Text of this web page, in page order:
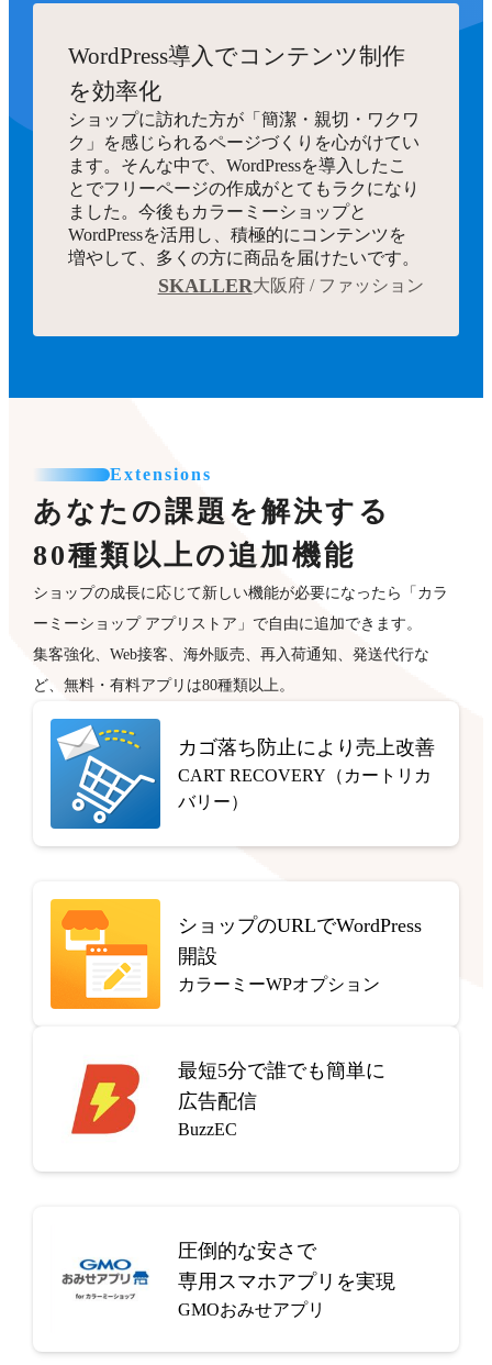
WordPress導入でコンテンツ制作
を効率化
ショップに訪れた方が「簡潔・親切・ワクワ
ク」を感じられるページづくりを心がけてい
ます。そんな中で、WordPressを導入したこ
とでフリーページの作成がとてもラクになり
ました。今後もカラーミーショップと
WordPressを活用し、積極的にコンテンツを
増やして、多くの方に商品を届けたいです。
SKALLER大阪府 / ファッション
Extensions
あなたの課題を解決する
80種類以上の追加機能
ショップの成長に応じて新しい機能が必要になったら「カラ
ーミーショップ アプリストア」で自由に追加できます。
集客強化、Web接客、海外販売、再入荷通知、発送代行な
ど、無料・有料アプリは80種類以上。
カゴ落ち防止により売上改善
CART RECOVERY（カートリカ
バリー）
ショップのURLでWordPress
開設
カラーミーWPオプション
最短5分で誰でも簡単に
広告配信
BuzzEC
圧倒的な安さで
専用スマホアプリを実現
GMOおみせアプリ